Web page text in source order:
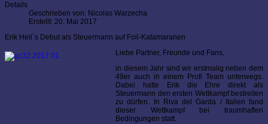
Details
Geschrieben von: Nicolas Warzecha
Erstellt: 20. Mai 2017
Erik Heil´s Debut als Steuermann auf Foil-Katamaranen
Liebe Partner, Freunde und Fans,
in diesem Jahr sind wir erstmalig neben dem
49er auch in einem Profi Team unterwegs.
Dabei hatte Erik die Ehre direkt als
Steuermann den ersten Wettkampf bestreiten
zu dürfen. In Riva del Garda / Italien fand
dieser Wettkampf bei traumhaften
Bedingungen statt.